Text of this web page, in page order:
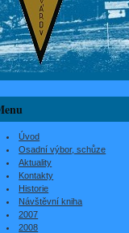
Úvod
Osadní výbor, schůze
Aktuality
Kontakty
Historie
Návštěvní kniha
2007
2008